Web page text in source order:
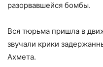
разорвавшейся бомбы.
Вся тюрьма пришла в
звучали крики
Ахмета.